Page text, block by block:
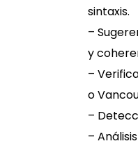
sintaxis.
–
y
–
o
–
–